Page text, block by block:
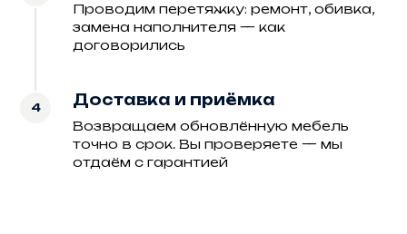
Проводим перетяжку: ремонт, обивка,
замена наполнителя — как
договорились
Доставка и приёмка
Возвращаем обновлённую мебель
точно в срок. Вы проверяете — мы
отдаём с гарантией